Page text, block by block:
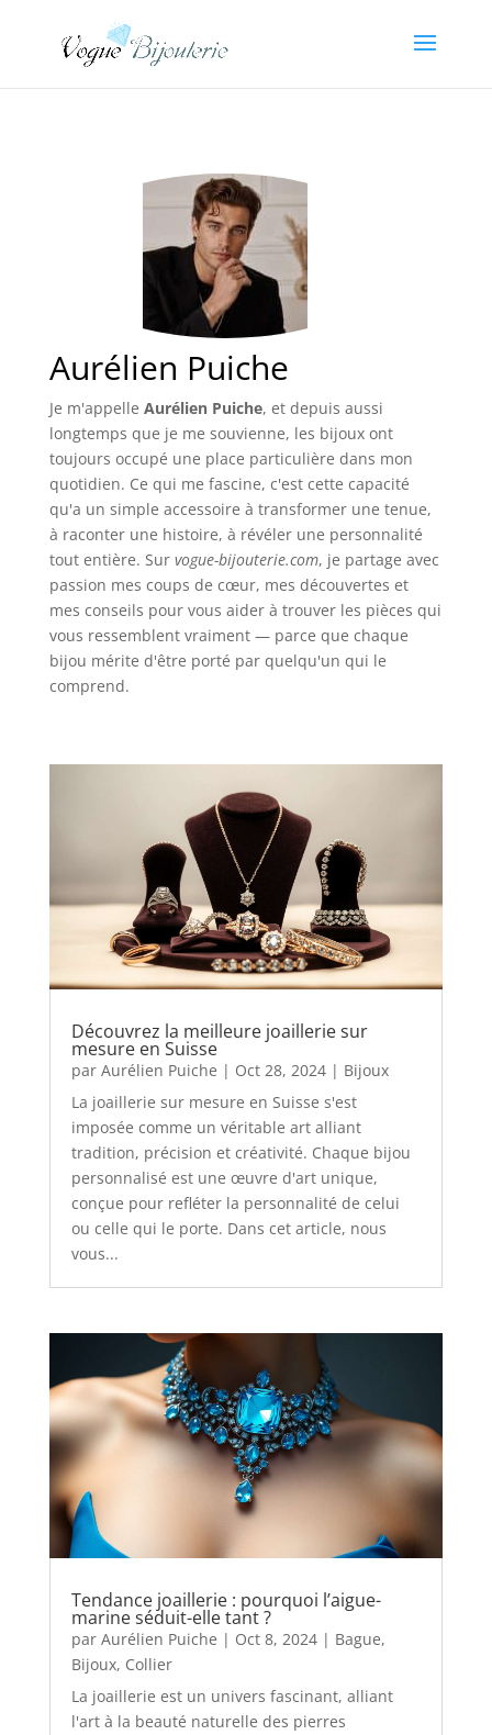
Aurélien Puiche
Je m'appelle Aurélien Puiche, et depuis aussi
longtemps que je me souvienne, les bijoux ont
toujours occupé une place particulière dans mon
quotidien. Ce qui me fascine, c'est cette capacité
qu'a un simple accessoire à transformer une tenue,
à raconter une histoire, à révéler une personnalité
tout entière. Sur vogue-bijouterie.com, je partage avec
passion mes coups de cœur, mes découvertes et
mes conseils pour vous aider à trouver les pièces qui
vous ressemblent vraiment — parce que chaque
bijou mérite d'être porté par quelqu'un qui le
comprend.
Découvrez la meilleure joaillerie sur
mesure en Suisse
par Aurélien Puiche | Oct 28, 2024| Bijoux
La joaillerie sur mesure en Suisse s'est
imposée comme un véritable art alliant
tradition, précision et créativité. Chaque bijou
personnalisé est une œuvre d'art unique,
conçue pour refléter la personnalité de celui
ou celle qui le porte. Dans cet article, nous
vous...
Tendance joaillerie : pourquoi l’aigue-
marine séduit-elle tant ?
par Aurélien Puiche | Oct 8, 2024| Bague,
Bijoux, Collier
La joaillerie est un univers fascinant, alliant
l'art à la beauté naturelle des pierres